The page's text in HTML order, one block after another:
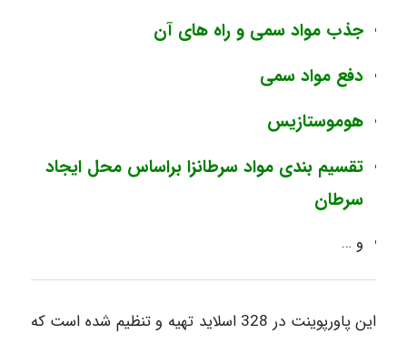
جذب مواد سمی و راه های آن
دفع مواد سمی
هوموستازیس
تقسیم بندی مواد سرطانزا براساس محل ایجاد
سرطان
و …
این پاورپوینت در 328 اسلاید تهیه و تنظیم شده است که